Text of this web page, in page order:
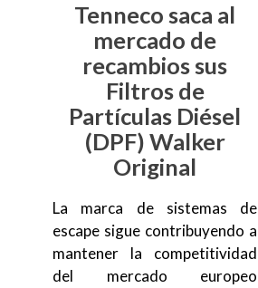
Tenneco saca al
mercado de
recambios sus
Filtros de
Partículas Diésel
(DPF) Walker
Original
La marca de sistemas de
escape sigue contribuyendo a
mantener la competitividad
del mercado europeo